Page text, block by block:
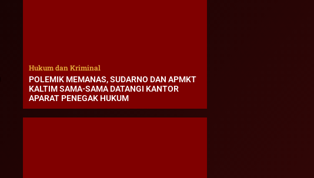
Hukum dan Kriminal
POLEMIK MEMANAS, SUDARNO DAN APMKT
KALTIM SAMA-SAMA DATANGI KANTOR
APARAT PENEGAK HUKUM